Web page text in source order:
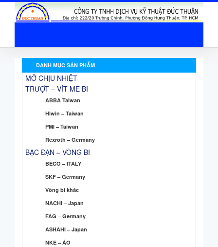
DANH MỤC SẢN PHẨM
MỠ CHỊU NHIỆT
TRƯỢT – VÍT ME BI
ABBA Taiwan
Hiwin – Taiwan
PMI – Taiwan
Rexroth – Germany
BẠC ĐẠN – VÒNG BI
BECO – ITALY
SKF – Germany
Vòng bi khác
NACHI – Japan
FAG – Germany
ASHAHI – Japan
NKE – ÁO